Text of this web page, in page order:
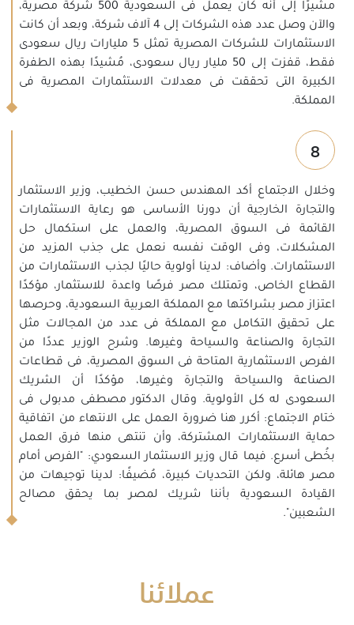
مشيرًا إلى أنه كان يعمل فى السعودية 500 شركة مصرية،
والآن وصل عدد هذه الشركات إلى 4 آلاف شركة، وبعد أن كانت
الاستثمارات للشركات المصرية تمثل 5 مليارات ريال سعودى
فقط، قفزت إلى 50 مليار ريال سعودى، مُشيدًا بهذه الطفرة
الكبيرة التى تحققت فى معدلات الاستثمارات المصرية فى
المملكة.
8
وخلال الاجتماع أكد المهندس حسن الخطيب، وزير الاستثمار
والتجارة الخارجية أن دورنا الأساسى هو رعاية الاستثمارات
القائمة فى السوق المصرية، والعمل على استكمال حل
المشكلات، وفى الوقت نفسه نعمل على جذب المزيد من
الاستثمارات. وأضاف: لدينا أولوية حاليًا لجذب الاستثمارات من
القطاع الخاص، وتمتلك مصر فرصًا واعدة للاستثمار، مؤكدًا
اعتزاز مصر بشراكتها مع المملكة العربية السعودية، وحرصها
على تحقيق التكامل مع المملكة فى عدد من المجالات مثل
التجارة والصناعة والسياحة وغيرها. وشرح الوزير عددًا من
الفرص الاستثمارية المتاحة فى السوق المصرية، فى قطاعات
الصناعة والسياحة والتجارة وغيرها، مؤكدًا أن الشريك
السعودى له كل الأولوية. وقال الدكتور مصطفى مدبولى فى
ختام الاجتماع: أكرر هنا ضرورة العمل على الانتهاء من اتفاقية
حماية الاستثمارات المشتركة، وأن تنتهى منها فرق العمل
بخُطى أسرع. فيما قال وزير الاستثمار السعودي: "الفرص أمام
مصر هائلة، ولكن التحديات كبيرة، مُضيفًا: لدينا توجيهات من
القيادة السعودية بأننا شريك لمصر بما يحقق مصالح
الشعبين".
عملائنا